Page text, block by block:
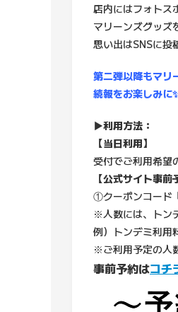
店内にはフォトス
マリーンズグッ
思い出はSNSに投
第二弾以降もマリ
続報をお楽しみに
▶利用方法：
【当日利用】
受付でご利用希望
【公式サイト事前
①クーポンコード
※人数には、トン
例）トンデミ利用
※ご利用予定の人
事前予約はコチ